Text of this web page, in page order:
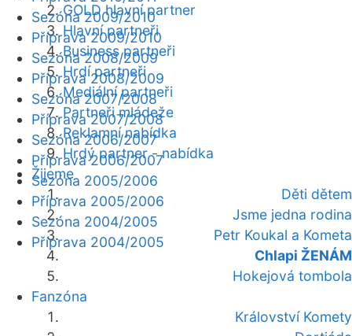
GOLD hlavní partner
Hlavní partneři
Business partneři
Hrdí partneři
Mediální partneři
Partneři mládeže
Reklamní nabídka
Hrdý partner - nabídka
Žijeme
Děti dětem
Jsme jedna rodina
Petr Koukal a Kometa
Chlapi ŽENÁM
Hokejová tombola
Fanzóna
Království Komety
Sezóna 2009/2010
Příprava 2009/2010
Sezóna 2008/2009
Příprava 2008/2009
Sezóna 2007/2008
Příprava 2007/2008
Sezóna 2006/2007
Příprava 2006/2007
Sezóna 2005/2006
Příprava 2005/2006
Sezóna 2004/2005
Příprava 2004/2005